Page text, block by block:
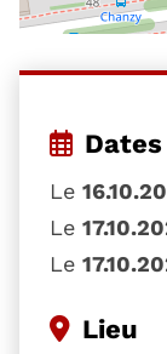
Dates
Le
Le
Le
Lieu